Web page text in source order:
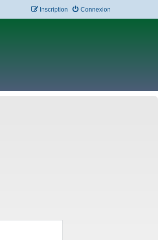
Connexion
Inscription